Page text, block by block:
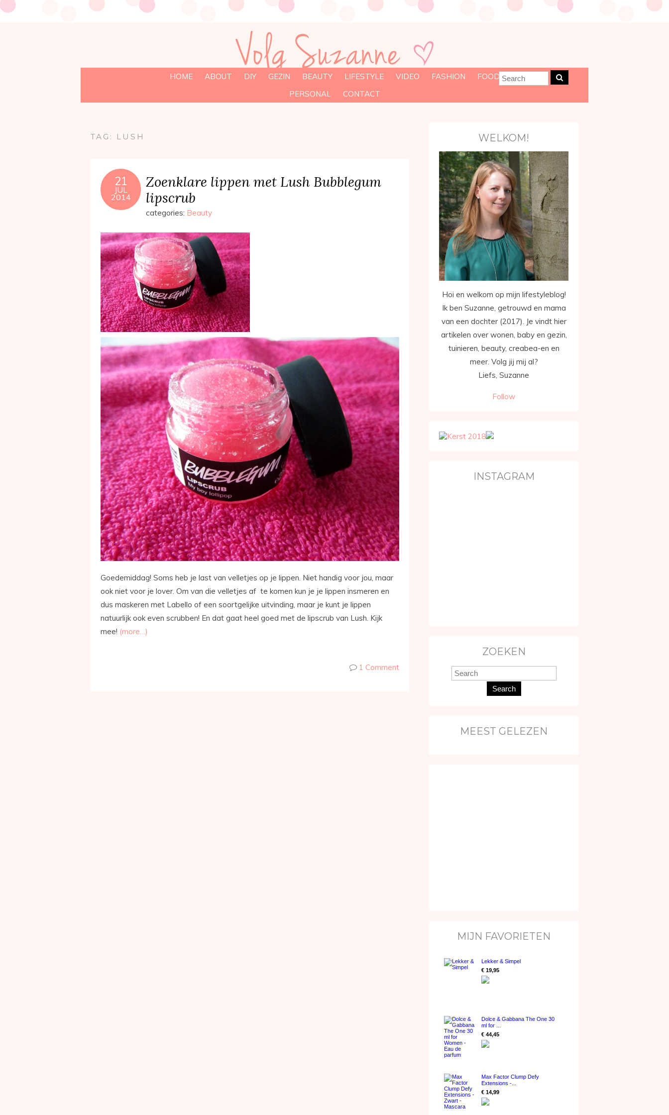
HOME ABOUT DIY GEZIN BEAUTY LIFESTYLE VIDEO FASHION
FOOD
PERSONAL
CONTACT
TAG: LUSH
21
JUL
2014
Zoenklare lippen met Lush Bubblegum
lipscrub
categories: Beauty
Goedemiddag! Soms heb je last van velletjes op je lippen. Niet handig voor jou, maar
ook niet voor je lover. Om van die velletjes af te komen kun je je lippen insmeren en
dus maskeren met Labello of een soortgelijke uitvinding, maar je kunt je lippen
natuurlijk ook even scrubben! En dat gaat heel goed met de lipscrub van Lush. Kijk
mee! (more…)
1 Comment
WELKOM!
Hoi en welkom op mijn lifestyleblog!
Ik ben Suzanne, getrouwd en mama
van een dochter (2017). Je vindt hier
artikelen over wonen, baby en gezin,
tuinieren, beauty, creabea-en en
meer. Volg jij mij al?
Liefs, Suzanne
Follow
INSTAGRAM
ZOEKEN
Search
MEEST GELEZEN
MIJN FAVORIETEN
Lekker & Simpel
€ 19,95
Dolce & Gabbana The One 30
ml for ...
€ 44,45
Max Factor Clump Defy
Extensions -...
€ 14,99